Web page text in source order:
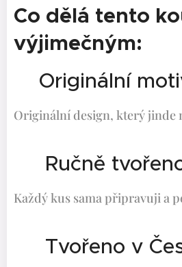
Co dělá tento
výjimečným:
✨Originální
Originální design, který jinde
🤍 Ručně
Každý kus sama připravuji a
🇨🇿 Tvořeno v